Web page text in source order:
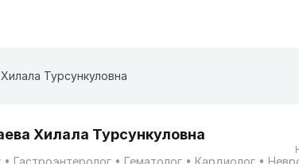
Турсункуловна
Хилала Турсункуловна
Гастроэнтеролог Гематолог Кардиолог